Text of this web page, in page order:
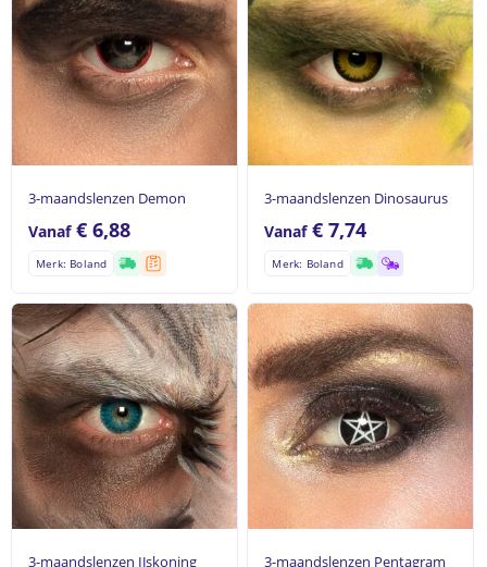
3-maandslenzen Demon
Vanaf€ 6,88
Merk: Boland
3-maandslenzen Dinosaurus
Vanaf€7,74
Merk: Boland
3-maandslenzen IJskoning 3-maandslenzen Pentagram